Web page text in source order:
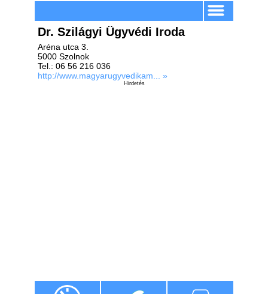
Dr. Szilágyi Ügyvédi Iroda
Aréna utca 3.
5000 Szolnok
Tel.: 06 56 216 036
http://www.magyarugyvedikam... »
Hirdetés